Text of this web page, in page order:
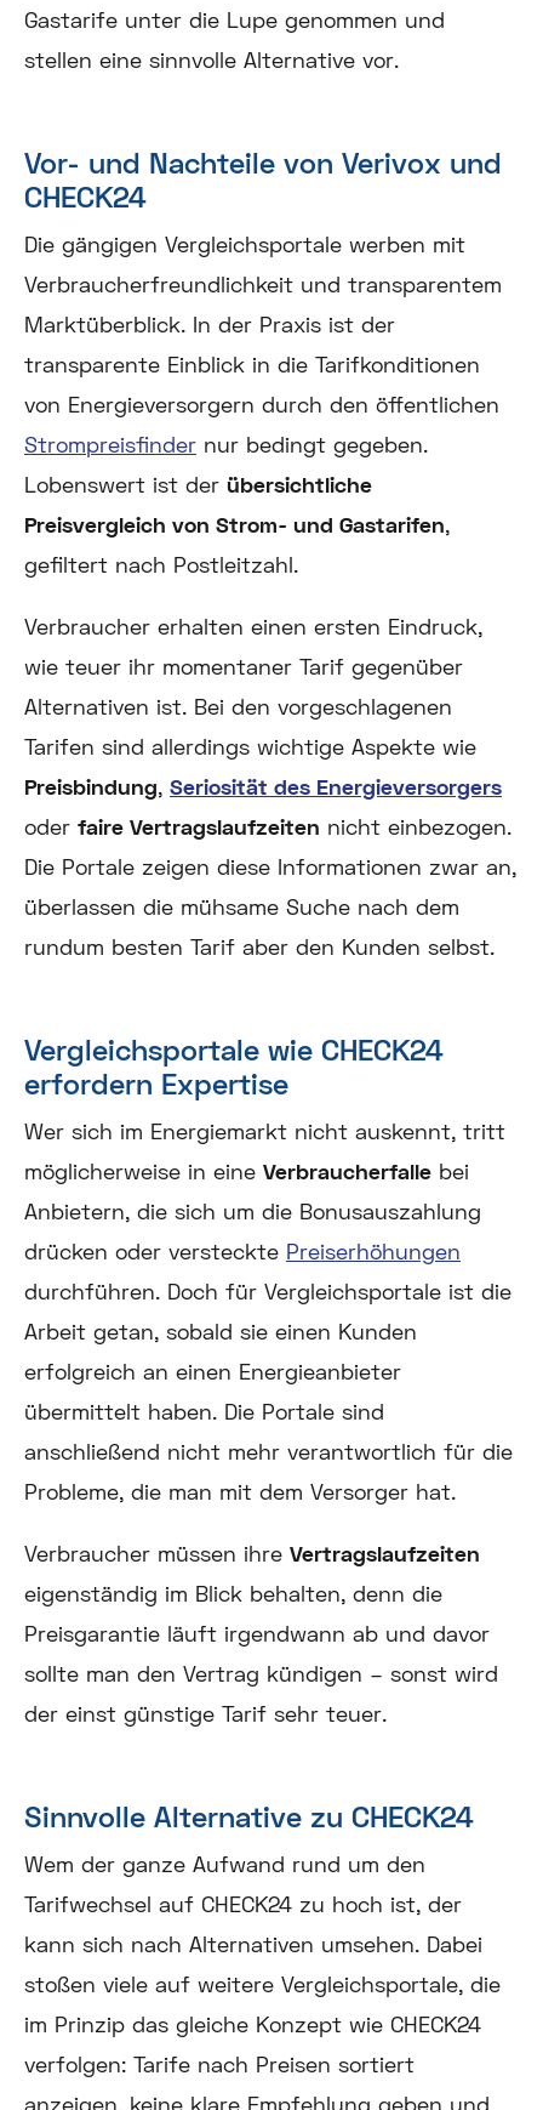
Gastarife unter die Lupe genommen und
stellen eine sinnvolle Alternative vor.
Vor- und Nachteile von Verivox und
CHECK24
Die gängigen Vergleichsportale werben mit
Verbraucherfreundlichkeit und transparentem
Marktüberblick. In der Praxis ist der
transparente Einblick in die Tarifkonditionen
von Energieversorgern durch den öffentlichen
Strompreisfinder nur bedingt gegeben.
Lobenswert ist der übersichtliche
Preisvergleich von Strom- und Gastarifen,
gefiltert nach Postleitzahl.
Verbraucher erhalten einen ersten Eindruck,
wie teuer ihr momentaner Tarif gegenüber
Alternativen ist. Bei den vorgeschlagenen
Tarifen sind allerdings wichtige Aspekte wie
Preisbindung, Seriosität des Energieversorgers
oder faire Vertragslaufzeiten nicht einbezogen.
Die Portale zeigen diese Informationen zwar an,
überlassen die mühsame Suche nach dem
rundum besten Tarif aber den Kunden selbst.
Vergleichsportale wie CHECK24
erfordern Expertise
Wer sich im Energiemarkt nicht auskennt, tritt
möglicherweise in eine Verbraucherfalle bei
Anbietern, die sich um die Bonusauszahlung
drücken oder versteckte Preiserhöhungen
durchführen. Doch für Vergleichsportale ist die
Arbeit getan, sobald sie einen Kunden
erfolgreich an einen Energieanbieter
übermittelt haben. Die Portale sind
anschließend nicht mehr verantwortlich für die
Probleme, die man mit dem Versorger hat.
Verbraucher müssen ihre Vertragslaufzeiten
eigenständig im Blick behalten, denn die
Preisgarantie läuft irgendwann ab und davor
sollte man den Vertrag kündigen – sonst wird
der einst günstige Tarif sehr teuer.
Sinnvolle Alternative zu CHECK24
Wem der ganze Aufwand rund um den
Tarifwechsel auf CHECK24 zu hoch ist, der
kann sich nach Alternativen umsehen. Dabei
stoßen viele auf weitere Vergleichsportale, die
im Prinzip das gleiche Konzept wie CHECK24
verfolgen: Tarife nach Preisen sortiert
anzeigen, keine klare Empfehlung geben und